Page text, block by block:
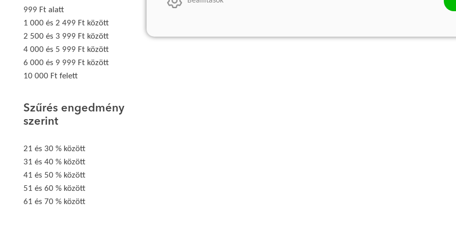
999 Ft alatt
1 000 és 2 499 Ft között
2 500 és 3 999 Ft között
4 000 és 5 999 Ft között
6 000 és 9 999 Ft között
10 000 Ft felett
Szűrés engedmény
szerint
21 és 30 % között
31 és 40 % között
41 és 50 % között
51 és 60 % között
61 és 70 % között